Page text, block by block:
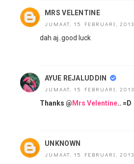
MRS VELENTINE
JUMAAT, 15 FEBRUARI, 2013
dah aj..good luck
AYUE REJALUDDIN
JUMAAT, 15 FEBRUARI, 2013
Thanks @ Mrs Velentine.. =D
UNKNOWN
JUMAAT, 15 FEBRUARI, 2013